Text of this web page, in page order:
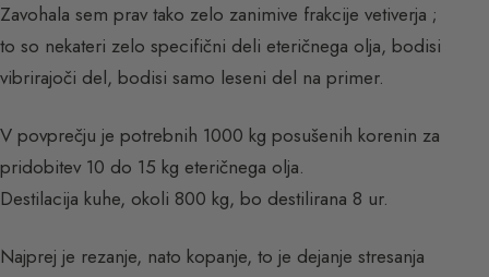
Zavohala sem prav tako zelo zanimive frakcije vetiverja ;
to so nekateri zelo specifični deli eteričnega olja, bodisi
vibrirajoči del, bodisi samo leseni del na primer.
V povprečju je potrebnih 1000 kg posušenih korenin za
pridobitev 10 do 15 kg eteričnega olja.
Destilacija kuhe, okoli 800 kg, bo destilirana 8 ur.
Najprej je rezanje, nato kopanje, to je dejanje stresanja